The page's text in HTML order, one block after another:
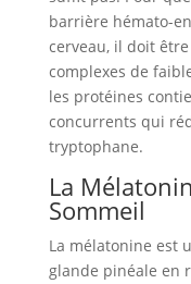
barrière hémato-
cerveau, il doit
complexes de
les protéines
concurrents qui
tryptophane.
La
Sommeil
La mélatonine est
glande pinéale en